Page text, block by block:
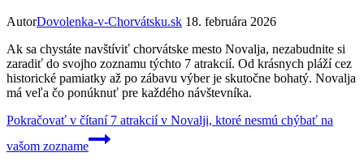
AutorDovolenka-v-Chorvátsku.sk 18. februára 2026
Ak sa chystáte navštíviť chorvátske mesto Novalja, nezabudnite si
zaradiť do svojho zoznamu týchto 7 atrakcií. Od krásnych pláží cez
historické pamiatky až po zábavu výber je skutočne bohatý. Novalja
má veľa čo ponúknuť pre každého návštevníka.
Pokračovať v čítaní7 atrakcií v Novalji, ktoré nesmú chýbať na
vašom zozname